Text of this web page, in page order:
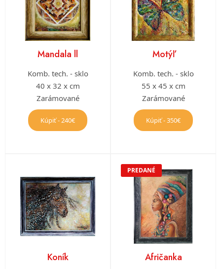
Mandala ll
Komb. tech. - sklo
40 x 32 x cm
Zarámované
Kúpiť - 240€
Motýľ
Komb. tech. - sklo
55 x 45 x cm
Zarámované
Kúpiť - 350€
Koník
PREDANÉ
Afričanka